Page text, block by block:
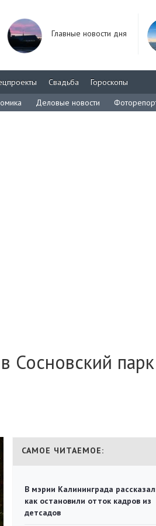
Главные новости дня
Свадьба
Гороскопы
Деловые новости
Сосновский парк
САМОЕ ЧИТАЕМОЕ:
В мэрии Калининграда
как остановили отток кадров из
детсадов